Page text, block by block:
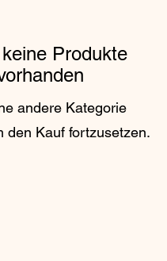
Produkte
andere Kategorie
den Kauf fortzusetzen.